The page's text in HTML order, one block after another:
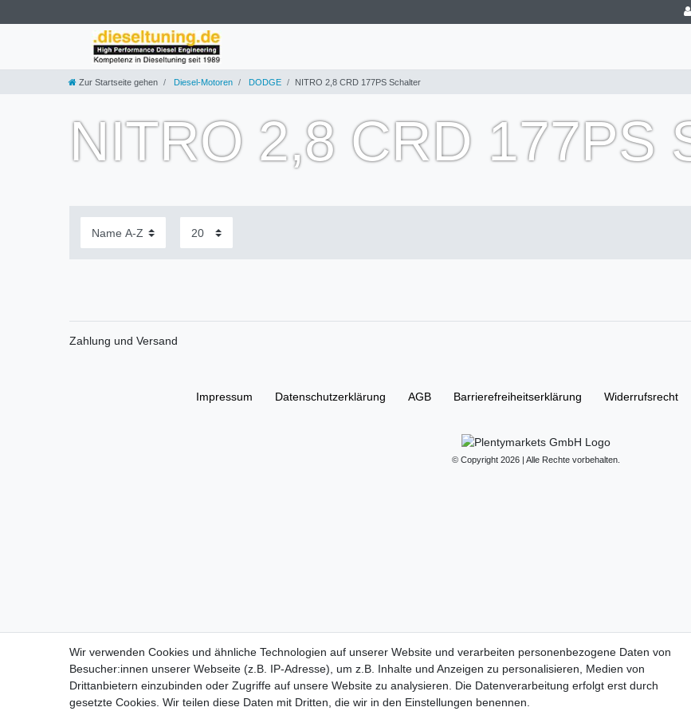
Zur Startseite gehen Diesel-Motoren DODGE NITRO 2,8 CRD 177PS Schalter
NITRO 2,8 CRD 177PS
Zahlung und Versand
Impressum Daten­schutz­erklärung AGB Barrierefreiheitserklärung Widerrufs­recht
© Copyright 2026 | Alle Rechte vorbehalten.
Wir verwenden Cookies und ähnliche Technologien auf unserer Website und verarbeiten personenbezogene Daten von
Besucher:innen unserer Webseite (z.B. IP-Adresse), um z.B. Inhalte und Anzeigen zu personalisieren, Medien von
Drittanbietern einzubinden oder Zugriffe auf unsere Website zu analysieren. Die Datenverarbeitung erfolgt erst durch
gesetzte Cookies. Wir teilen diese Daten mit Dritten, die wir in den Einstellungen benennen.